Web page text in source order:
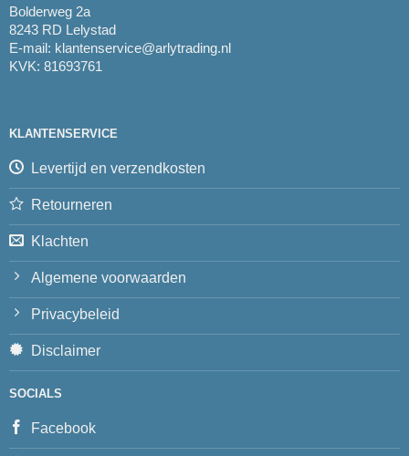
Bolderweg 2a
8243 RD Lelystad
E-mail: klantenservice@arlytrading.nl
KVK: 81693761
KLANTENSERVICE
Levertijd en verzendkosten
Retourneren
Klachten
Algemene voorwaarden
Privacybeleid
Disclaimer
SOCIALS
Facebook